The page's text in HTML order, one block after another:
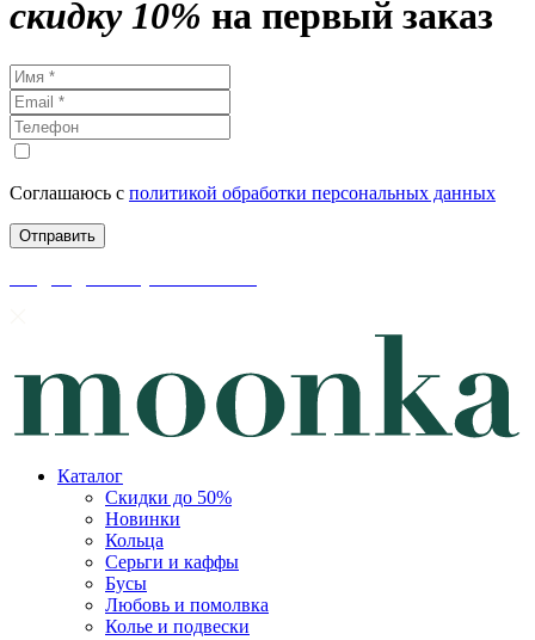
скидку 10% на первый заказ
Соглашаюсь с политикой обработки персональных данных
Каталог
Скидки до 50%
Новинки
Кольца
Серьги и каффы
Бусы
Любовь и помолвка
Колье и подвески